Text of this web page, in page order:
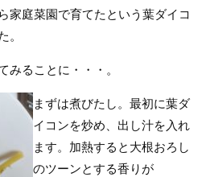
家庭菜園で育てたという葉ダイコ
。
みることに・・・。
まずは煮びたし。最初に葉ダ
イコンを炒め、出し汁を入れ
ます。加熱すると大根おろし
のツーンとする香りが